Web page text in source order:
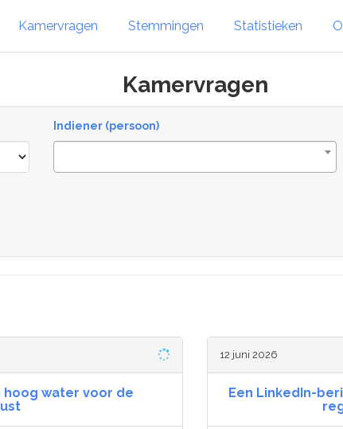
Kamervragen Stemmingen Statistieken
Kamervragen
Indiener (persoon)
hoog water voor de
12 juni 2026
Een LinkedIn-